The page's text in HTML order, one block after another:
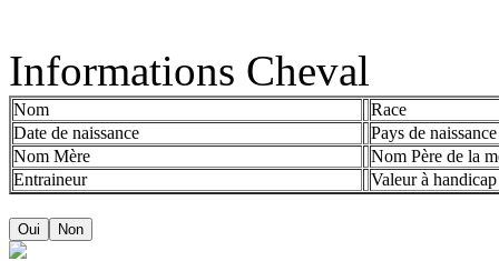
Informations Cheval
Nom
Race
Date de naissance
Pays de naissance
Nom Mère
Nom Père de la
Entraineur
Valeur à handicap
Oui Non